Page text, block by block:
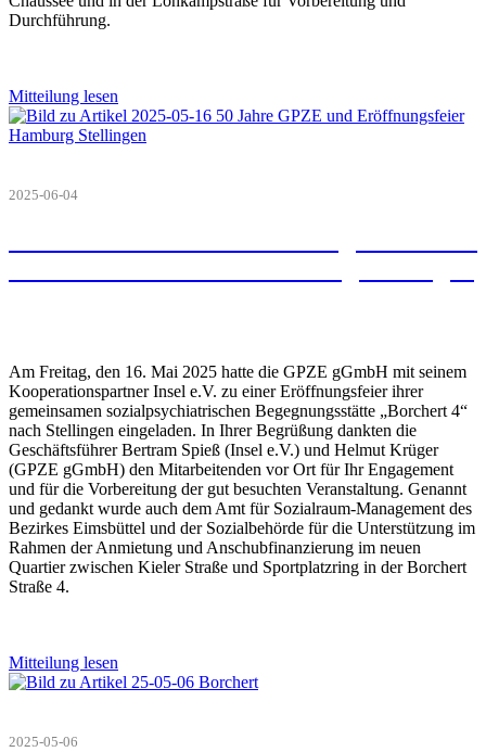
Durchführung.
Mitteilung lesen
2025-06-04
Am Freitag, den 16. Mai 2025 hatte die GPZE gGmbH mit seinem
Kooperationspartner Insel e.V. zu einer Eröffnungsfeier ihrer
gemeinsamen sozialpsychiatrischen Begegnungsstätte „Borchert 4“
nach Stellingen eingeladen. In Ihrer Begrüßung dankten die
Geschäftsführer Bertram Spieß (Insel e.V.) und Helmut Krüger
(GPZE gGmbH) den Mitarbeitenden vor Ort für Ihr Engagement
und für die Vorbereitung der gut besuchten Veranstaltung. Genannt
und gedankt wurde auch dem Amt für Sozialraum-Management des
Bezirkes Eimsbüttel und der Sozialbehörde für die Unterstützung im
Rahmen der Anmietung und Anschubfinanzierung im neuen
Quartier zwischen Kieler Straße und Sportplatzring in der Borchert
Straße 4.
Mitteilung lesen
2025-05-06